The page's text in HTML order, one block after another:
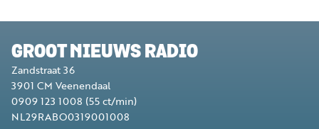
GROOT NIEUWS RADIO
Zandstraat 36
3901 CM Veenendaal
0909 123 1008 (55 ct/min)
NL29RABO0319001008